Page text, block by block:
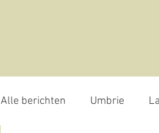
Alle berichten Umbrie